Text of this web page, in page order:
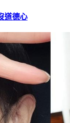
道德心